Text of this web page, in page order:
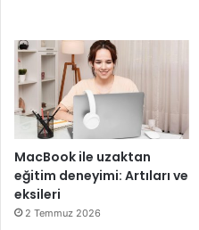
MacBook ile uzaktan
eğitim deneyimi: Artıları ve
eksileri
2 Temmuz 2026